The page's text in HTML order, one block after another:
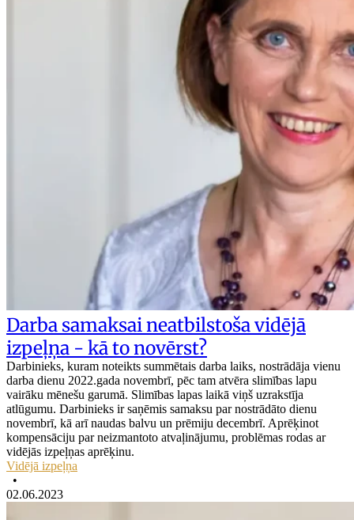
Darba samaksai neatbilstoša vidējā
izpeļņa - kā to novērst?
Darbinieks, kuram noteikts summētais darba laiks, nostrādāja vienu
darba dienu 2022.gada novembrī, pēc tam atvēra slimības lapu
vairāku mēnešu garumā. Slimības lapas laikā viņš uzrakstīja
atlūgumu. Darbinieks ir saņēmis samaksu par nostrādāto dienu
novembrī, kā arī naudas balvu un prēmiju decembrī. Aprēķinot
kompensāciju par neizmantoto atvaļinājumu, problēmas rodas ar
vidējās izpeļņas aprēķinu.
Vidējā izpeļņa
•
02.06.2023